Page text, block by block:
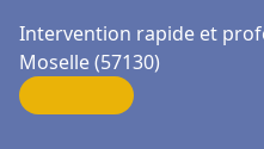
Intervention rapide et
Moselle (57130)